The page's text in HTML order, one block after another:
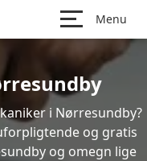
Menu
i Nørresundby?
og gratis
og omegn lige